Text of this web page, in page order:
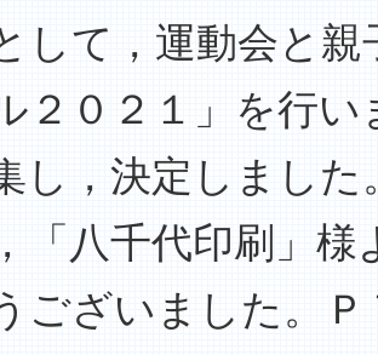
して，運動会と
２０２１」を行
し，決定しまし
「八千代印刷」
ございました。